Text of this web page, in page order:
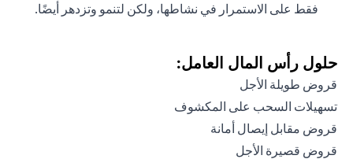
فقط على الاستمرار في نشاطها، ولكن لتنمو وتزدهر أيضًا.
حلول رأس المال العامل:
قروض طويلة الأجل
تسهيلات السحب على المكشوف
قروض مقابل إيصال أمانة
قروض قصيرة الأجل